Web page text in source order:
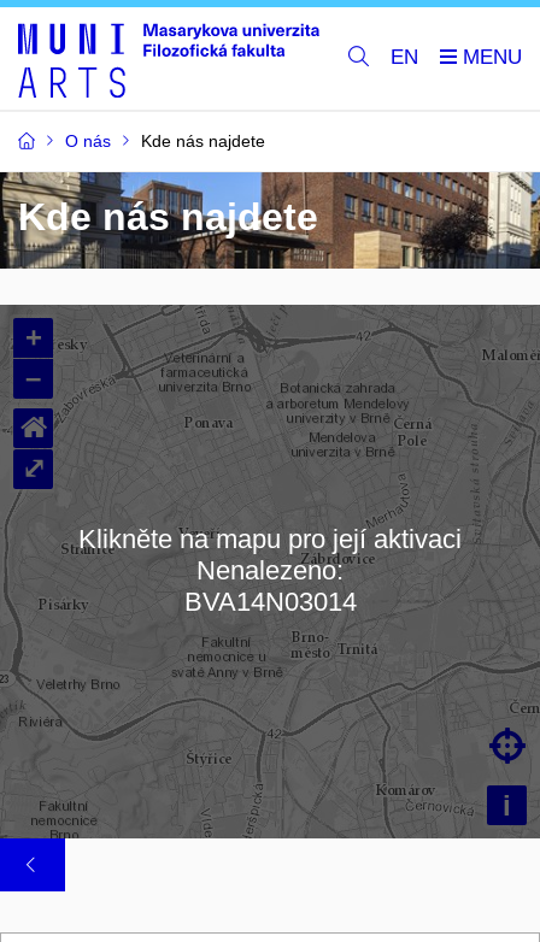
EN
O nás Kde nás najdete
Kde nás najdete
Načítám mapu…
+
–
i

⌂
⤢
Klikněte na mapu pro její aktivaci
Nenalezeno:
BVA14N03014